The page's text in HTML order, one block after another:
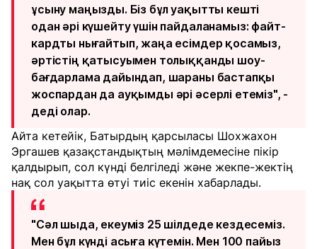
ұсыну маңызды. Біз бұл уақытты кешті
одан әрі күшейту үшін пайдаланамыз: файт-
кардты нығайтып, жаңа есімдер қосамыз,
әртістің қатысуымен толыққанды шоу-
бағдарлама дайындап, шараны бастапқы
жоспардан да ауқымды әрі әсерлі етеміз", -
деді олар.
Айта кетейік, Батырдың қарсыласы Шохжахон
Эргашев қазақстандықтың мәлімдемесіне пікір
қалдырып, сол күнді белгіледі және жекпе-жектің
нақ сол уақытта өтуі тиіс екенін хабарлады.
"Сәл шыда, екеуміз 25 шілдеде кездесеміз.
Мен бұл күнді асыға күтемін. Мен 100 пайыз